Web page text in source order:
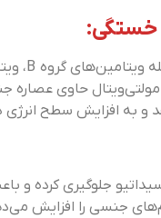
حاوی عصاره
و به افزایش سطح انرژی
جلوگیری کرده و
جنسی را افزایش